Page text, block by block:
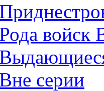
Рода войск
Вне серии